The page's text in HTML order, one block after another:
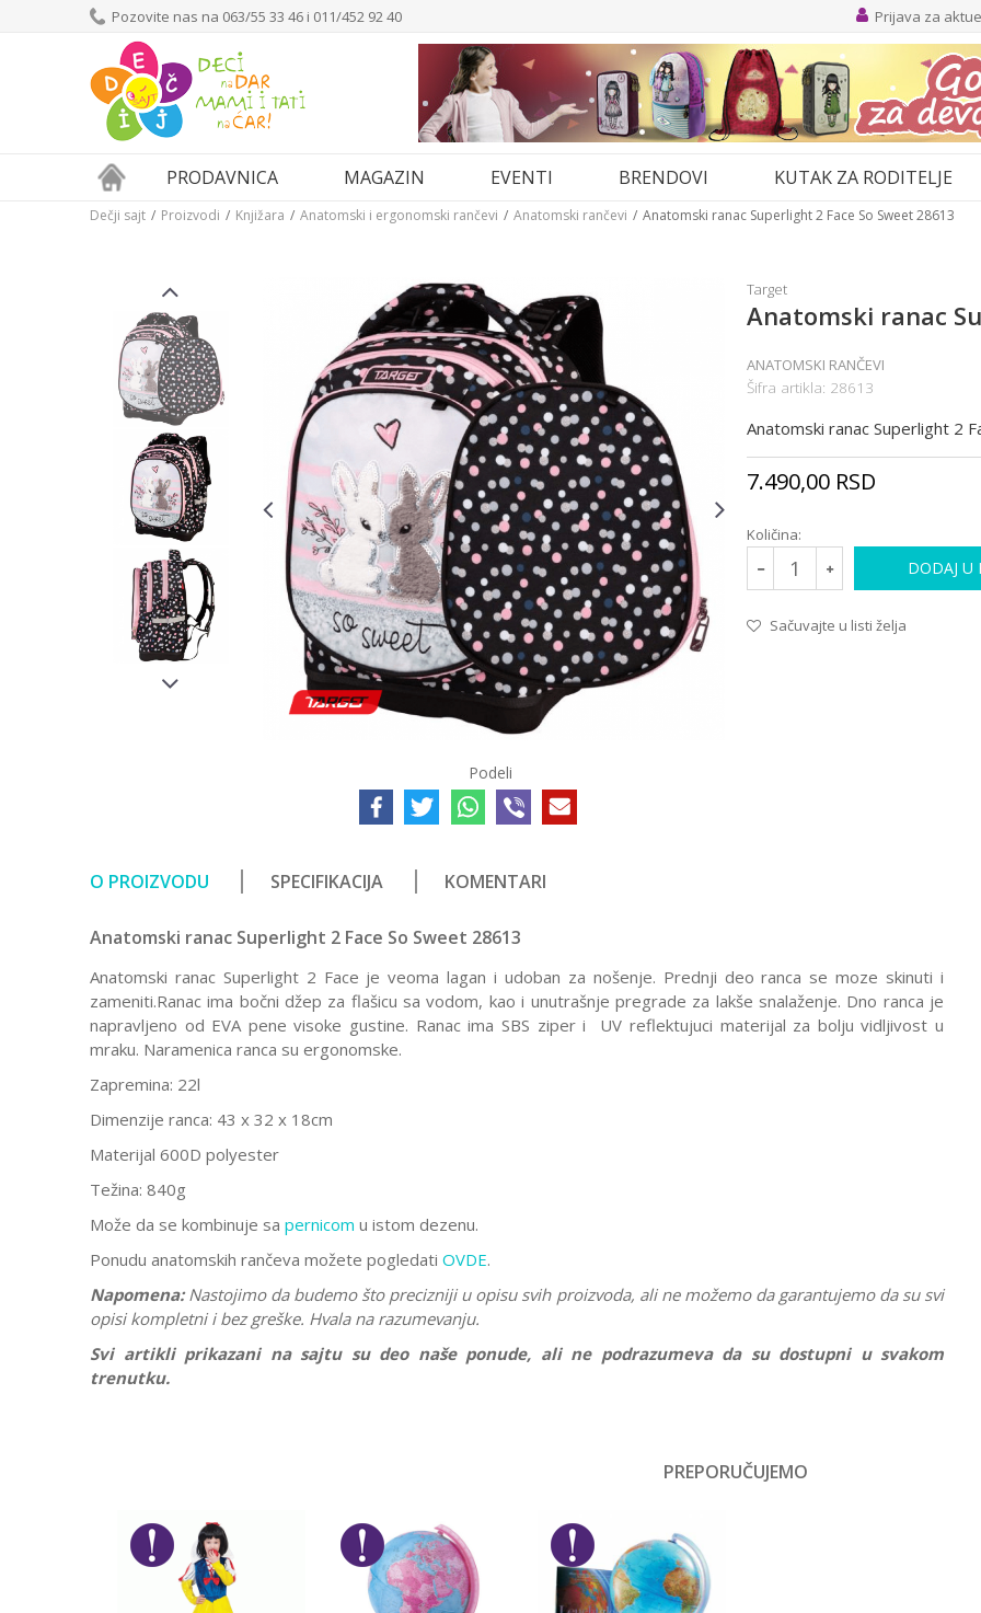
Pozovite nas na 063/55 33 46 i 011/452 92 40 Prijava za
PRODAVNICA MAGAZIN EVENTI BRENDOVI KUTAK ZA RODITELJE
Dečji sajt Proizvodi Knjižara Anatomski i ergonomski rančevi Anatomski rančevi Anatomski ranac Superlight 2 Face So Sweet 28613
Podeli
Target
Anatomski ranac
ANATOMSKI RANČEVI
Šifra artikla: 28613
Anatomski ranac Superlight 2
7.490,00 RSD
Količina:
DODAJ U
Sačuvajte u listi želja
O PROIZVODU SPECIFIKACIJA KOMENTARI
Anatomski ranac Superlight 2 Face So Sweet 28613
Anatomski ranac Superlight 2 Face je veoma lagan i udoban za nošenje. Prednji deo ranca se moze skinuti i
zameniti.Ranac ima bočni džep za flašicu sa vodom, kao i unutrašnje pregrade za lakše snalaženje. Dno ranca je
napravljeno od EVA pene visoke gustine. Ranac ima SBS ziper i UV reflektujuci materijal za bolju vidljivost u
mraku. Naramenica ranca su ergonomske.
Zapremina: 22l
Dimenzije ranca: 43 x 32 x 18cm
Materijal 600D polyester
Težina: 840g
Može da se kombinuje sa pernicom u istom dezenu.
Ponudu anatomskih rančeva možete pogledati OVDE.
Napomena: Nastojimo da budemo što precizniji u opisu svih proizvoda, ali ne možemo da garantujemo da su svi
opisi kompletni i bez greške. Hvala na razumevanju.
Svi artikli prikazani na sajtu su deo naše ponude, ali ne podrazumeva da su dostupni u svakom
trenutku.
Brend
Target
Poruka
PREPORUČUJEMO